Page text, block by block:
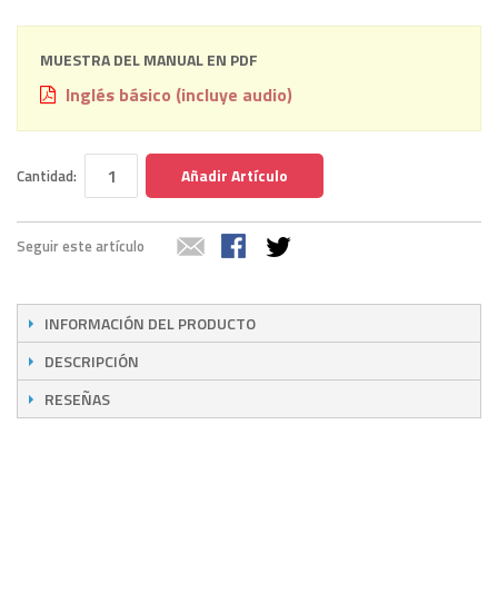
MUESTRA DEL MANUAL EN PDF
Inglés básico (incluye audio)
Cantidad: Añadir Artículo
Seguir este artículo
INFORMACIÓN DEL PRODUCTO
DESCRIPCIÓN
RESEÑAS